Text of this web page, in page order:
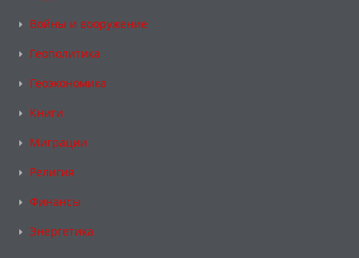
Войны и вооружение
Геополитика
Геоэкономика
Книги
Миграции
Религия
Финансы
Энергетика